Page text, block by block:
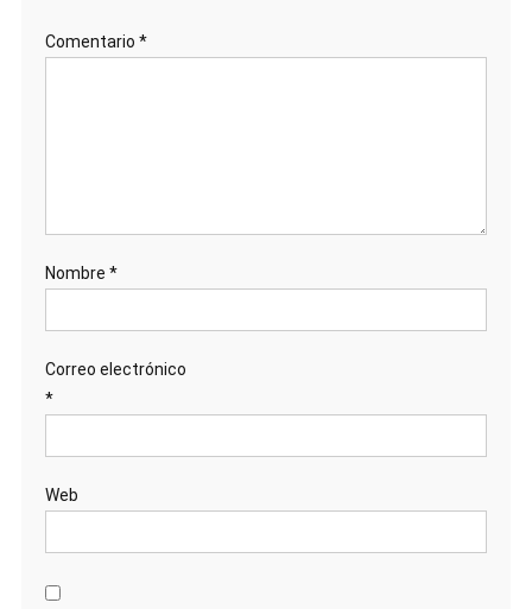
Comentario *
Nombre *
Correo electrónico
*
Web